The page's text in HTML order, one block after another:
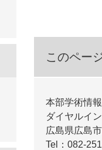
このペー
本部学術情
ダイヤルイン
広島県広島
Tel：082-